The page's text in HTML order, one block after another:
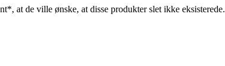
at de ville ønske, at disse produkter slet ikke eksisterede.